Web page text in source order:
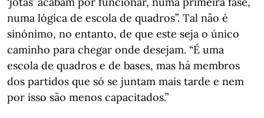
numa lógica de escola de quadros”. Tal não é
sinónimo, no entanto, de que este seja o único
caminho para chegar onde desejam. “É uma
escola de quadros e de bases, mas há membros
dos partidos que só se juntam mais tarde e nem
por isso são menos capacitados.”